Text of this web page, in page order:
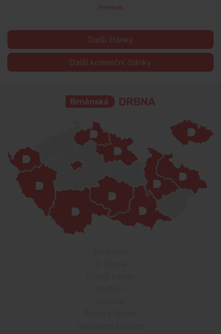
Premium
Další články
Další komerční články